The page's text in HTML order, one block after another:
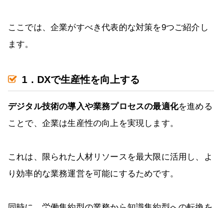
ここでは、企業がすべき代表的な対策を9つご紹介し
ます。
1．DXで生産性を向上する
デジタル技術の導入や業務プロセスの最適化を進める
ことで、企業は生産性の向上を実現します。
これは、限られた人材リソースを最大限に活用し、よ
り効率的な業務運営を可能にするためです。